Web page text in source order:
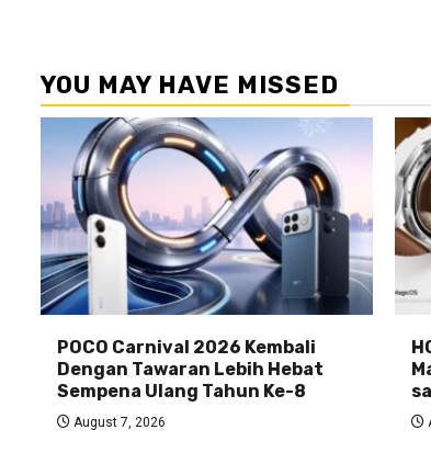
YOU MAY HAVE MISSED
POCO Carnival 2026 Kembali
Dengan Tawaran Lebih Hebat
Sempena Ulang Tahun Ke-8
August 7, 2026